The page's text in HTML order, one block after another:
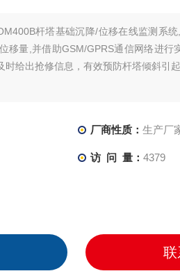
杆塔基础沉降/位移在线监测系
移量,并借助GSM/GPRS通信网络进行
给出抢修信息，有效预防杆塔倾斜引起
厂商性质： 生产厂
访 问 量： 4379
联